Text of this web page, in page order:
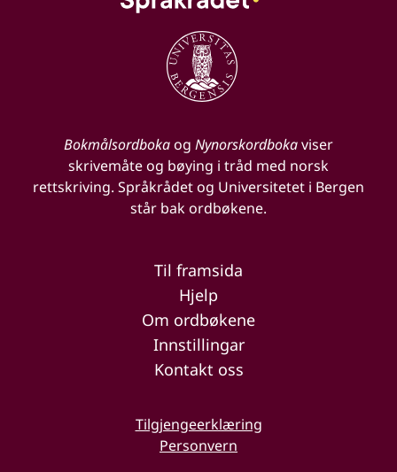
Bokmålsordbokaog Nynorskordbokaviser
skrivemåte og bøying i tråd med norsk
rettskriving. Språkrådet og Universitetet i Bergen
står bak ordbøkene.
Til framsida
Hjelp
Om ordbøkene
Innstillingar
Kontakt oss
Tilgjengeerklæring
Personvern